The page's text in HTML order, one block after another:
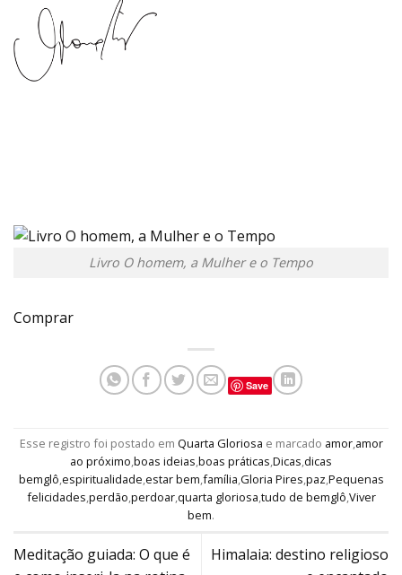
Livro O homem, a Mulher e o Tempo
Comprar
Save
Esse registro foi postado em Quarta Gloriosa e marcado amor,amor
ao próximo,boas ideias,boas práticas,Dicas,dicas
bemglô,espiritualidade,estar bem,família,Gloria Pires,paz,Pequenas
felicidades,perdão,perdoar,quarta gloriosa,tudo de bemglô,Viver
bem.
Meditação guiada: O que é
Himalaia: destino religioso